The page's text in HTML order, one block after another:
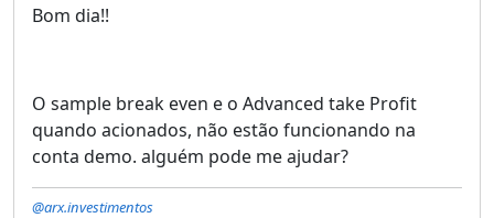
Bom dia!!
O sample break even e o Advanced take Profit
quando acionados, não estão funcionando na
conta demo. alguém pode me ajudar?
@arx.investimentos